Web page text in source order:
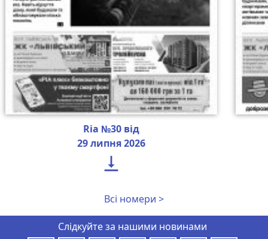
Ria №30 від
29 липня 2026

Всі номери >
Слідкуйте за нашими новинами